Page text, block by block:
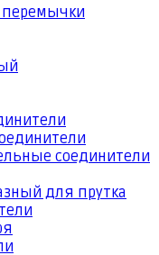
соединители
для прутка